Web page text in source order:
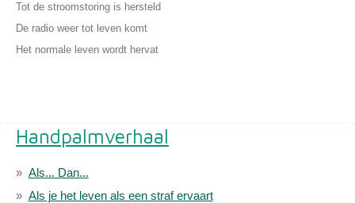
Tot de stroomstoring is hersteld
De radio weer tot leven komt
Het normale leven wordt hervat
Handpalmverhaal
Als... Dan...
Als je het leven als een straf ervaart